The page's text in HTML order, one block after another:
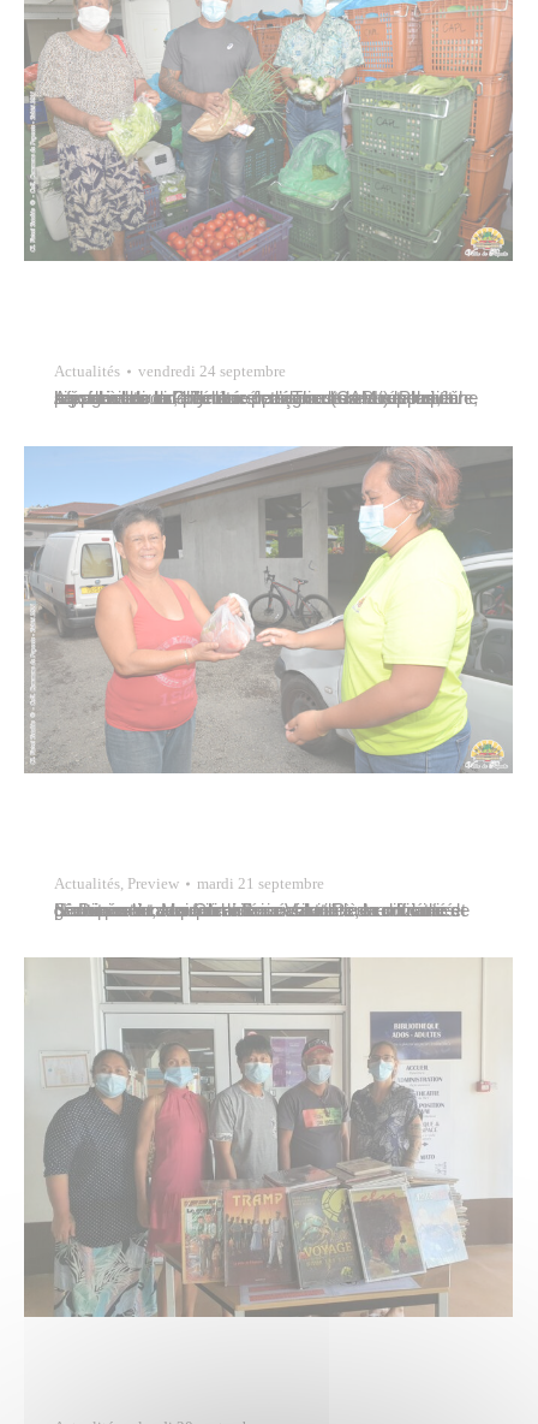
Actualités vendredi 24 septembre
Afin de venir en aide aux personnes sans emploi et aux familles en difficulté en raison de la crise sanitaire, les agriculteurs, pêcheurs et éleveurs ont répondu à l’appel à la solidarité lancé par Thomas Moutame, président de la Chambre de l’agriculture et de la pêche lagonaire de la Polynésie française (CAPL). Plus de six…
Actualités, Preview mardi 21 septembre
Soucieux de venir en aide aux familles en difficulté et démunies à cause de la crise sanitaire, la société Nautisport et son fournisseur Volvo Penta ont lancé une opération de solidarité consistant à leur fournir gratuitement du poisson frais acheté à une dizaine de pêcheurs locaux. Commencée dans les communes de Punaauia, Maupiti et Bora…